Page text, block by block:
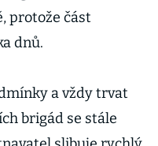
protože část
dnů.
a vždy trvat
brigád se stále